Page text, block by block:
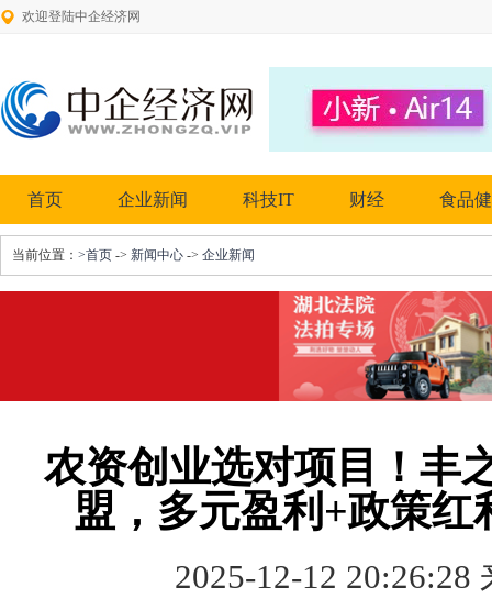
欢迎登陆中企经济网
首页 企业新闻 科技IT 财经 食品
当前位置： >首页 -> 新闻中心 -> 企业新闻
农资创业选对项目！丰
盟，多元盈利+政策
2025-12-12 20:26:28